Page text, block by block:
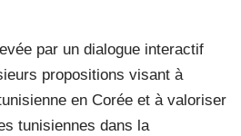
par un dialogue interactif
propositions visant à
en Corée et à valoriser
tunisiennes dans la